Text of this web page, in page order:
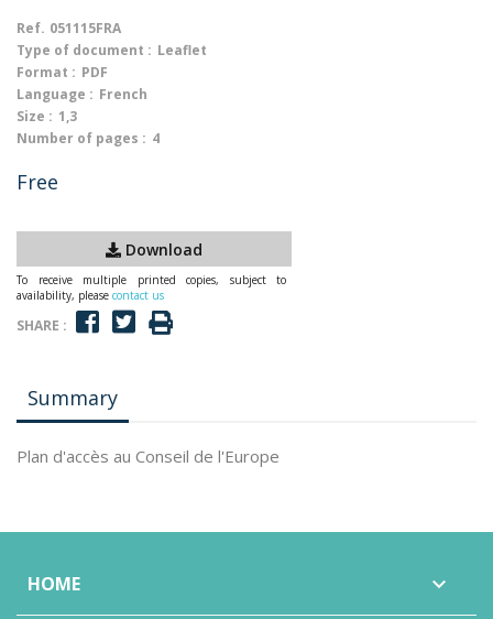
Ref. 051115FRA
Type of document : Leaflet
Format : PDF
Language : French
Size : 1,3
Number of pages : 4
Free
Download
To receive multiple printed copies, subject to
availability, please contact us
SHARE :
Summary
Plan d'accès au Conseil de l'Europe
HOME 